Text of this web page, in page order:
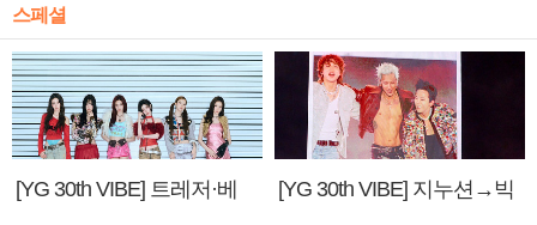
스페셜
[YG 30th VIBE] 트레저·베
[YG 30th VIBE] 지누션→빅